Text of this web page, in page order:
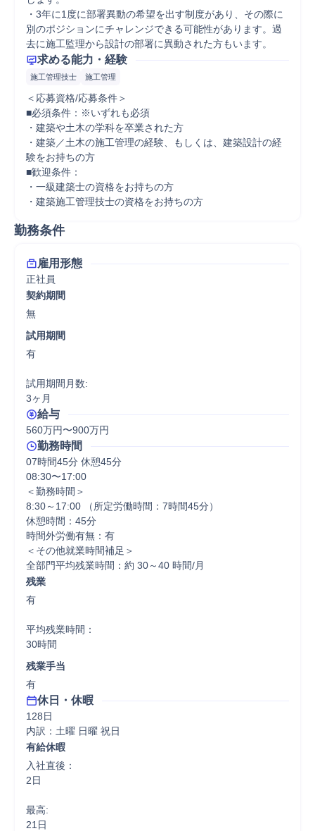
・3年に1度に部署異動の希望を出す制度があり、その際に
別のポジションにチャレンジできる可能性があります。過
去に施工監理から設計の部署に異動された方もいます。
求める能力・経験
施工管理技士 施工管理
＜応募資格/応募条件＞
■必須条件：※いずれも必須
・建築や土木の学科を卒業された方
・建築／土木の施工管理の経験、もしくは、建築設計の経
験をお持ちの方
■歓迎条件：
・一級建築士の資格をお持ちの方
・建築施工管理技士の資格をお持ちの方
勤務条件
雇用形態
正社員
契約期間
無
試用期間
有
試用期間月数:
3ヶ月
給与
560万円〜900万円
勤務時間
07時間45分 休憩45分
08:30〜17:00
＜勤務時間＞
8:30～17:00 （所定労働時間：7時間45分）
休憩時間：45分
時間外労働有無：有
＜その他就業時間補足＞
残業
有
平均残業時間：
30時間
残業手当
有
休日・休暇
128日
内訳：土曜 日曜 祝日
有給休暇
入社直後：
2日
最高:
21日